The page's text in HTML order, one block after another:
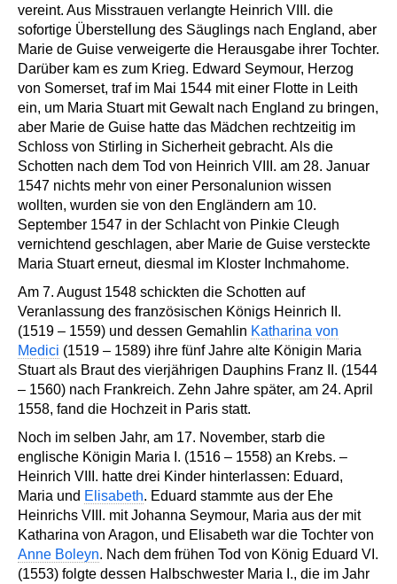
vereint. Aus Misstrauen verlangte Heinrich VIII. die
sofortige Überstellung des Säuglings nach England, aber
Marie de Guise verweigerte die Herausgabe ihrer Tochter.
Darüber kam es zum Krieg. Edward Seymour, Herzog
von Somerset, traf im Mai 1544 mit einer Flotte in Leith
ein, um Maria Stuart mit Gewalt nach England zu bringen,
aber Marie de Guise hatte das Mädchen rechtzeitig im
Schloss von Stirling in Sicherheit gebracht. Als die
Schotten nach dem Tod von Heinrich VIII. am 28. Januar
1547 nichts mehr von einer Personalunion wissen
wollten, wurden sie von den Engländern am 10.
September 1547 in der Schlacht von Pinkie Cleugh
vernichtend geschlagen, aber Marie de Guise versteckte
Maria Stuart erneut, diesmal im Kloster Inchmahome.
Am 7. August 1548 schickten die Schotten auf
Veranlassung des französischen Königs Heinrich II.
(1519 – 1559) und dessen Gemahlin Katharina von
Medici (1519 – 1589) ihre fünf Jahre alte Königin Maria
Stuart als Braut des vierjährigen Dauphins Franz II. (1544
– 1560) nach Frankreich. Zehn Jahre später, am 24. April
1558, fand die Hochzeit in Paris statt.
Noch im selben Jahr, am 17. November, starb die
englische Königin Maria I. (1516 – 1558) an Krebs. –
Heinrich VIII. hatte drei Kinder hinterlassen: Eduard,
Maria und Elisabeth. Eduard stammte aus der Ehe
Heinrichs VIII. mit Johanna Seymour, Maria aus der mit
Katharina von Aragon, und Elisabeth war die Tochter von
Anne Boleyn. Nach dem frühen Tod von König Eduard VI.
(1553) folgte dessen Halbschwester Maria I., die im Jahr